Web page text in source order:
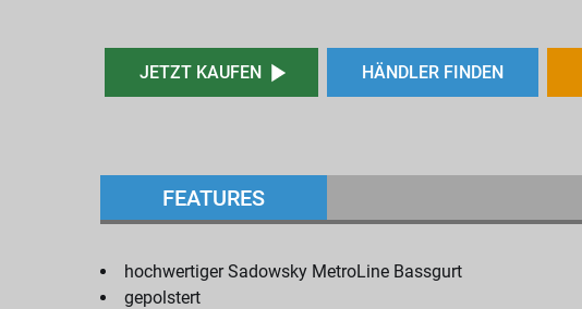
JETZT KAUFEN HÄNDLER FINDEN
FEATURES
hochwertiger Sadowsky MetroLine Bassgurt
gepolstert